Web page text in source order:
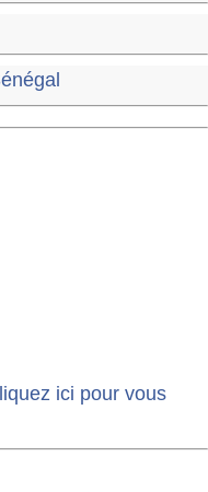
ici pour vous